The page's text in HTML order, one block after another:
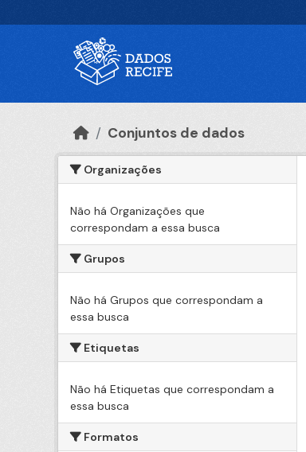
Conjuntos de dados
Organizações
Não há Organizações que
correspondam a essa busca
Grupos
Não há Grupos que correspondam a
essa busca
Etiquetas
Não há Etiquetas que correspondam a
essa busca
Formatos